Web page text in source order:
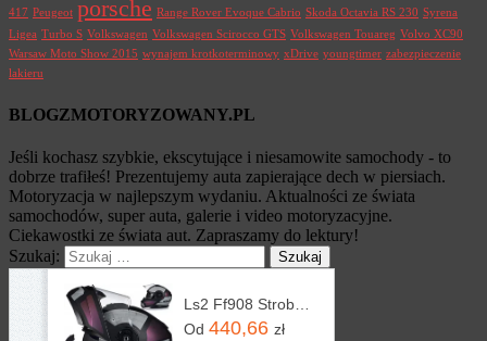
417 Peugeot porsche Range Rover Evoque Cabrio Skoda Octavia RS 230 Syrena
Ligea Turbo S Volkswagen Volkswagen Scirocco GTS Volkswagen Touareg Volvo XC90
Warsaw Moto Show 2015 wynajem krotkoterminowy xDrive youngtimer zabezpieczenie
lakieru
BLOGZMOTORYZOWANY.PL
Jeśli kochasz szybkie, ekscytujące i niesamowite samochody - to
dobrze trafiłeś! Prezentujemy auta zapierające dech w piersiach.
Motoryzacja w najlepszym wydaniu. Aktualności ze świata
samochodów, super auta, galerie i video motoryzacyjne.
Ciekawostki ze świata aut. Zapraszamy do lektury!
Szukaj:
Od 440,66 zł